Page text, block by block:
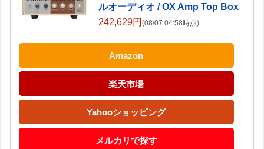
ルオーディオ / OX Amp Top Box
242,629円 (08/07 04:58時点)
Amazon
楽天市場
Yahooショッピング
メルカリで探す